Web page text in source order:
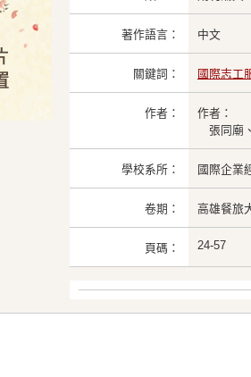
著作語言： 中文
關鍵詞： 國際志工
作者：
作者：
張同廟
學校系所： 國際企業
卷期： 高雄餐旅
頁碼： 24-57